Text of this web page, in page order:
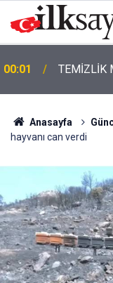
00:01 TEMİZLİK
Anasayfa
hayvanı can verdi